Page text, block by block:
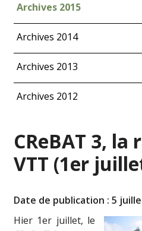
Archives 2015
Archives 2014
Archives 2013
Archives 2012
CReBAT 3, la
VTT (1er
Date de publication : 5
Hier 1er juillet, le